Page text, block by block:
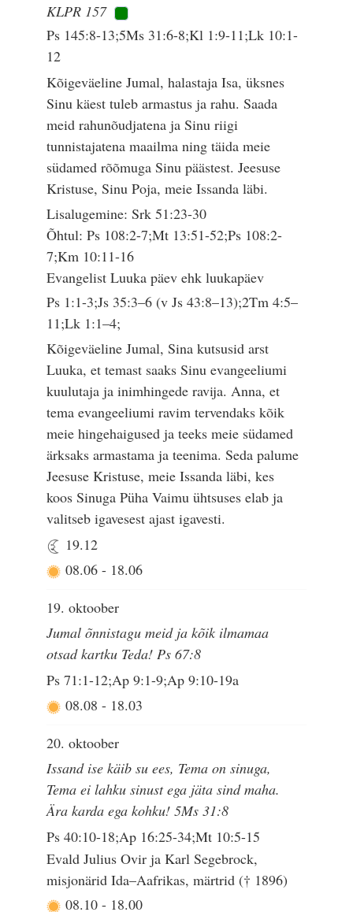
KLPR 157
Ps 145:8-13;5Ms 31:6-8;Kl 1:9-11;Lk 10:1-
12
Kõigeväeline Jumal, halastaja Isa, üksnes
Sinu käest tuleb armastus ja rahu. Saada
meid rahunõudjatena ja Sinu riigi
tunnistajatena maailma ning täida meie
südamed rõõmuga Sinu päästest. Jeesuse
Kristuse, Sinu Poja, meie Issanda läbi.
Lisalugemine: Srk 51:23-30
Õhtul: Ps 108:2-7;Mt 13:51-52;Ps 108:2-
7;Km 10:11-16
Evangelist Luuka päev ehk luukapäev
Ps 1:1-3;Js 35:3–6 (v Js 43:8–13);2Tm 4:5–
11;Lk 1:1–4;
Kõigeväeline Jumal, Sina kutsusid arst
Luuka, et temast saaks Sinu evangeeliumi
kuulutaja ja inimhingede ravija. Anna, et
tema evangeeliumi ravim tervendaks kõik
meie hingehaigused ja teeks meie südamed
ärksaks armastama ja teenima. Seda palume
Jeesuse Kristuse, meie Issanda läbi, kes
koos Sinuga Püha Vaimu ühtsuses elab ja
valitseb igavesest ajast igavesti.
19.12
08.06 - 18.06
19. oktoober
Jumal õnnistagu meid ja kõik ilmamaa
otsad kartku Teda! Ps 67:8
Ps 71:1-12;Ap 9:1-9;Ap 9:10-19a
08.08 - 18.03
20. oktoober
Issand ise käib su ees, Tema on sinuga,
Tema ei lahku sinust ega jäta sind maha.
Ära karda ega kohku! 5Ms 31:8
Ps 40:10-18;Ap 16:25-34;Mt 10:5-15
Evald Julius Ovir ja Karl Segebrock,
misjonärid Ida–Aafrikas, märtrid († 1896)
08.10 - 18.00